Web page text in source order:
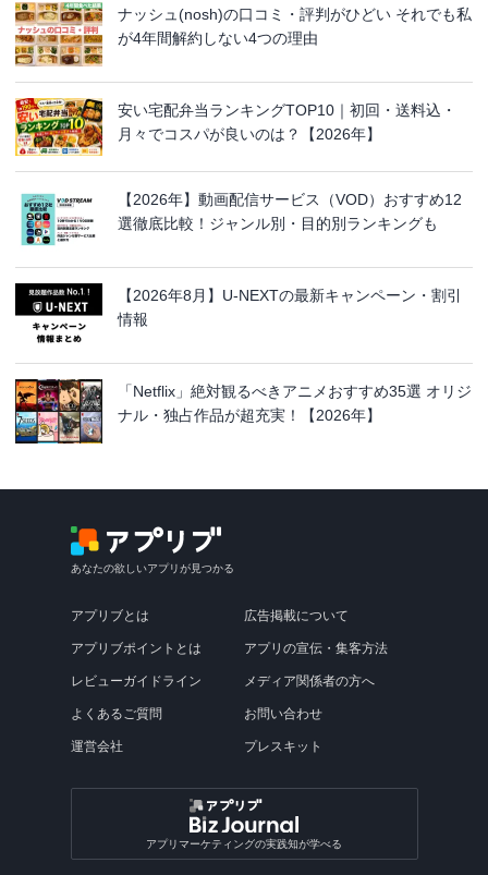
ナッシュ(nosh)の口コミ・評判がひどい それでも私
が4年間解約しない4つの理由
安い宅配弁当ランキングTOP10｜初回・送料込・
月々でコスパが良いのは？【2026年】
【2026年】動画配信サービス（VOD）おすすめ12
選徹底比較！ジャンル別・目的別ランキングも
【2026年8月】U-NEXTの最新キャンペーン・割引
情報
「Netflix」絶対観るべきアニメおすすめ35選 オリジ
ナル・独占作品が超充実！【2026年】
あなたの欲しいアプリが見つかる
アプリブとは
アプリブポイントとは
レビューガイドライン
よくあるご質問
運営会社
広告掲載について
アプリの宣伝・集客方法
メディア関係者の方へ
お問い合わせ
プレスキット
アプリマーケティングの実践知が学べる